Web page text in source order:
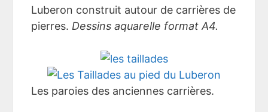
Luberon construit autour de carrières de
pierres.Dessins aquarelle format A4.
Les paroies des anciennes carrières.